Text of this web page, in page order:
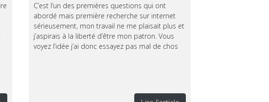
C’est l’un des premières questions qui ont
abordé mais première recherche sur internet
sérieusement, mon travail ne me plaisait plus et
j’aspirais à la liberté d’être mon patron. Vous
voyez l’idée j’ai donc essayez pas mal de chos